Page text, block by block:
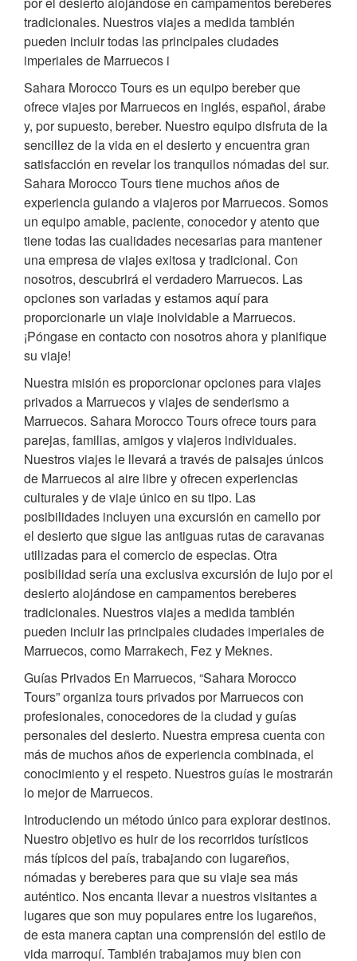
tradicionales. Nuestros viajes a medida también
pueden incluir todas las principales ciudades
imperiales de Marruecos i
Sahara Morocco Tours es un equipo bereber que
ofrece viajes por Marruecos en inglés, español, árabe
y, por supuesto, bereber. Nuestro equipo disfruta de la
sencillez de la vida en el desierto y encuentra gran
satisfacción en revelar los tranquilos nómadas del sur.
Sahara Morocco Tours tiene muchos años de
experiencia guiando a viajeros por Marruecos. Somos
un equipo amable, paciente, conocedor y atento que
tiene todas las cualidades necesarias para mantener
una empresa de viajes exitosa y tradicional. Con
nosotros, descubrirá el verdadero Marruecos. Las
opciones son variadas y estamos aquí para
proporcionarle un viaje inolvidable a Marruecos.
¡Póngase en contacto con nosotros ahora y planifique
su viaje!
Nuestra misión es proporcionar opciones para viajes
privados a Marruecos y viajes de senderismo a
Marruecos. Sahara Morocco Tours ofrece tours para
parejas, familias, amigos y viajeros individuales.
Nuestros viajes le llevará a través de paisajes únicos
de Marruecos al aire libre y ofrecen experiencias
culturales y de viaje único en su tipo. Las
posibilidades incluyen una excursión en camello por
el desierto que sigue las antiguas rutas de caravanas
utilizadas para el comercio de especias. Otra
posibilidad sería una exclusiva excursión de lujo por el
desierto alojándose en campamentos bereberes
tradicionales. Nuestros viajes a medida también
pueden incluir las principales ciudades imperiales de
Marruecos, como Marrakech, Fez y Meknes.
Guías Privados En Marruecos, “Sahara Morocco
Tours” organiza tours privados por Marruecos con
profesionales, conocedores de la ciudad y guías
personales del desierto. Nuestra empresa cuenta con
más de muchos años de experiencia combinada, el
conocimiento y el respeto. Nuestros guías le mostrarán
lo mejor de Marruecos.
Introduciendo un método único para explorar destinos.
Nuestro objetivo es huir de los recorridos turísticos
más típicos del país, trabajando con lugareños,
nómadas y bereberes para que su viaje sea más
auténtico. Nos encanta llevar a nuestros visitantes a
lugares que son muy populares entre los lugareños,
de esta manera captan una comprensión del estilo de
vida marroquí. También trabajamos muy bien con